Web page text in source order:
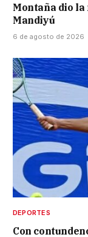
Montaña dio
Mandiyú
6 de agosto de 2026
DEPORTES
Con